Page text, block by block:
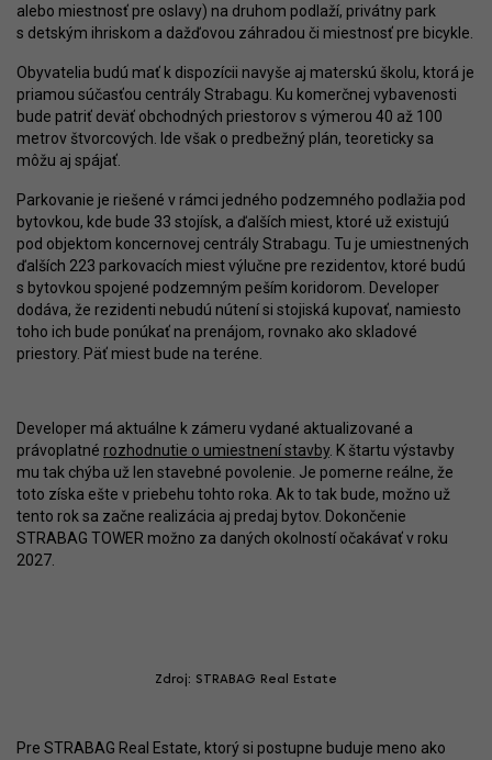
alebo miestnosť pre oslavy) na druhom podlaží, privátny park
s detským ihriskom a dažďovou záhradou či miestnosť pre bicykle.
Obyvatelia budú mať k dispozícii navyše aj materskú školu, ktorá je
priamou súčasťou centrály Strabagu. Ku komerčnej vybavenosti
bude patriť deväť obchodných priestorov s výmerou 40 až 100
metrov štvorcových. Ide však o predbežný plán, teoreticky sa
môžu aj spájať.
Parkovanie je riešené v rámci jedného podzemného podlažia pod
bytovkou, kde bude 33 stojísk, a ďalších miest, ktoré už existujú
pod objektom koncernovej centrály Strabagu. Tu je umiestnených
ďalších 223 parkovacích miest výlučne pre rezidentov, ktoré budú
s bytovkou spojené podzemným peším koridorom. Developer
dodáva, že rezidenti nebudú nútení si stojiská kupovať, namiesto
toho ich bude ponúkať na prenájom, rovnako ako skladové
priestory. Päť miest bude na teréne.
Developer má aktuálne k zámeru vydané aktualizované a
právoplatné rozhodnutie o umiestnení stavby. K štartu výstavby
mu tak chýba už len stavebné povolenie. Je pomerne reálne, že
toto získa ešte v priebehu tohto roka. Ak to tak bude, možno už
tento rok sa začne realizácia aj predaj bytov. Dokončenie
STRABAG TOWER možno za daných okolností očakávať v roku
2027.
Zdroj: STRABAG Real Estate
Pre STRABAG Real Estate, ktorý si postupne buduje meno ako